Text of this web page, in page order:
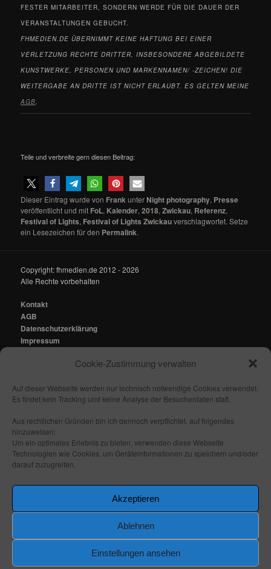
Cookie-Zustimmung verwalten
Auf dieser Webseite werden nur technisch notwendige Cookies verwendet.
Es findet kein Tracking und keine Analyse der Besucherdaten statt.
Aus rechtlichen Gründen bin ich dennoch verpflichtet, auf folgendes
hinzuweisen:
Um ein optimales Erlebnis zu bieten, verwenden diese Webseite
Technologien wie Cookies, um Geräteinformationen zu speichern und/oder
darauf zuzugreifen.
Akzeptieren
Ablehnen
Einstellungen ansehen
FESTER MITARBEITER, SONDERN WERDE FÜR DIE DAUER DER
VERANSTALTUNGEN GEBUCHT.
FHMEDIEN.DE ÜBERNIMMT KEINE HAFTUNG BEI EINER
VERLETZUNG RECHTE DRITTER, INSBESONDERE ABGEBILDETE
KUNSTWERKE, PERSONEN UND MARKENNAMEN/ -ZEICHEN! DIE
WEITERGABE AN DRITTE IST NICHT ERLAUBT. ES GELTEN MEINE
AGB
Teile und verbreite gern diesen Beitrag:
Dieser Eintrag wurde von Frankunter Night photography, Presse
veröffentlicht und mit FoL, Kalender,2018,Zwickau, Referenz,
Festival of Lights, Festival of Lights Zwickauverschlagwortet. Setze
ein Lesezeichen für den Permalink.
Copyright: fhmedien.de 2012 - 2026
Alle Rechte vorbehalten
Kontakt
AGB
Datenschutzerklärung
Impressum
mail@fhmedien.de
Nach oben/ Seitenanfang
Folge mir:
_ _
Stolz präsentiert von WordPress